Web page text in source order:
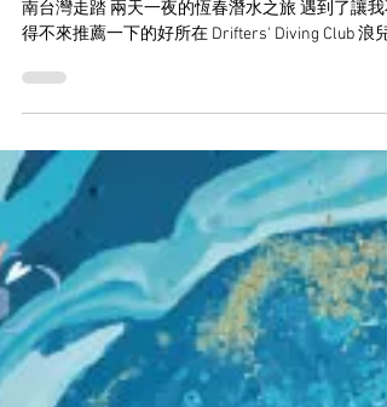
2022年11月22日
終於等到換撒野一家出遊✈️ 短暫的四天三夜 只夠
南台灣走踏 兩天一夜的恆春潛水之旅 遇到了讓我
得不來推薦一下的好所在 Drifters' Diving Club 浪兒
水俱樂部🤿 不同於在澎湖習慣的潛水方式 不一樣
潛水體驗 恆春水下的美 有著滿滿的感動...